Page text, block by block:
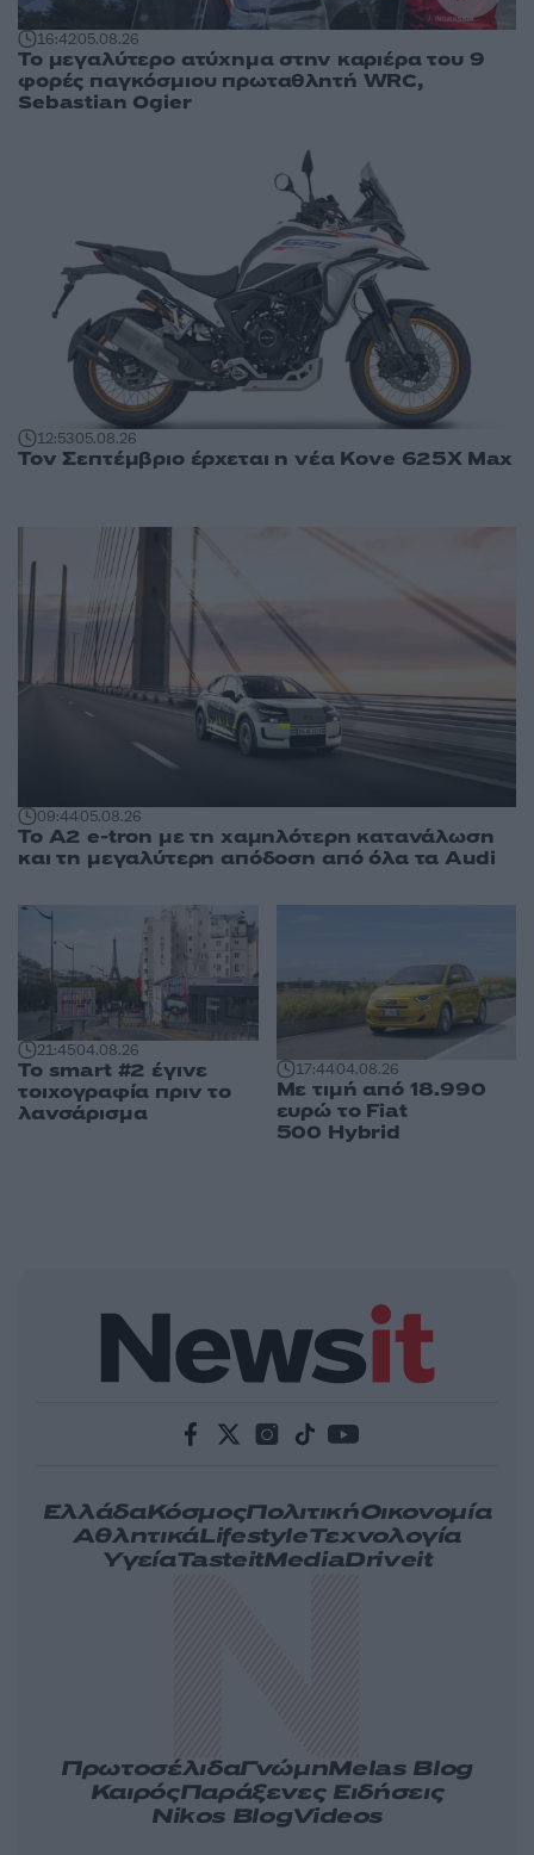
16:4205.08.26
Το μεγαλύτερο ατύχημα στην καριέρα του 9
φορές παγκόσμιου πρωταθλητή WRC,
Sebastian Ogier
12:5305.08.26
Τον Σεπτέμβριο έρχεται η νέα Kove 625X Max
09:4405.08.26
Το A2 e-tron με τη χαμηλότερη κατανάλωση
και τη μεγαλύτερη απόδοση από όλα τα Audi
21:4504.08.26
Το smart #2 έγινε
τοιχογραφία πριν το
λανσάρισμα
17:4404.08.26
Με τιμή από 18.990
ευρώ το Fiat
500 Hybrid
ΕλλάδαΚόσμοςΠολιτικήΟικονομία
ΑθλητικάLifestyleΤεχνολογία
ΥγείαTasteitMediaDriveit
ΠρωτοσέλιδαΓνώμηMelas Blog
ΚαιρόςΠαράξενες Ειδήσεις
Nikos BlogVideos